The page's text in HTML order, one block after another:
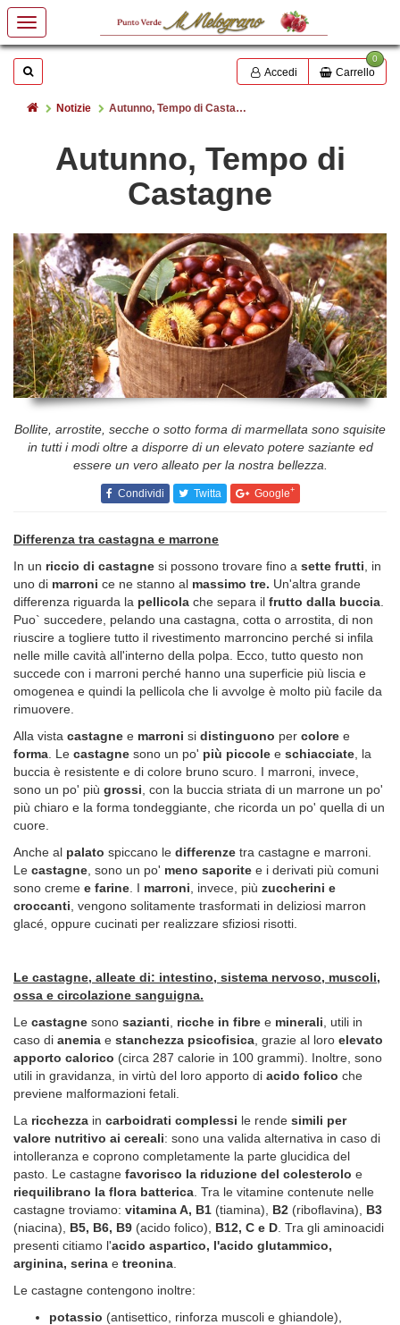
Cerca Accedi
0
Carrello
HomeNotizie Autunno, Tempo di Castagne
Autunno, Tempo di
Castagne
Bollite, arrostite, secche o sotto forma di marmellata sono squisite
in tutti i modi oltre a disporre di un elevato potere saziante ed
essere un vero alleato per la nostra bellezza.
Condividi Twitta Google+
Differenza tra castagna e marrone
In un riccio di castagne si possono trovare fino a sette frutti , in
uno di marroni ce ne stanno al massimo tre. Un'altra grande
differenza riguarda la pellicola che separa il frutto dalla buccia
Puo` succedere, pelando una castagna, cotta o arrostita, di non
riuscire a togliere tutto il rivestimento marroncino perché si infila
nelle mille cavità all'interno della polpa. Ecco, tutto questo non
succede con i marroni perché hanno una superficie più liscia e
omogenea e quindi la pellicola che li avvolge è molto più facile da
rimuovere.
Alla vista castagne e marroni si distinguono per colore e
forma . Le castagne sono un po' più piccole e schiacciate , la
buccia è resistente e di colore bruno scuro. I marroni, invece,
sono un po' più grossi , con la buccia striata di un marrone un po'
più chiaro e la forma tondeggiante, che ricorda un po' quella di un
cuore.
Anche al palato spiccano le differenze tra castagne e marroni.
Le castagne , sono un po' meno saporite e i derivati più comuni
sono creme e farine . I marroni , invece, più zuccherini e
croccanti , vengono solitamente trasformati in deliziosi marron
glacé, oppure cucinati per realizzare sfiziosi risotti.
Le castagne, alleate di: intestino, sistema nervoso, muscoli,
ossa e circolazione sanguigna.
Le castagne sono sazianti ricche in fibre e minerali , utili in
caso di anemia e stanchezza psicofisica , grazie al loro elevato
apporto calorico (circa 287 calorie in 100 grammi). Inoltre, sono
utili in gravidanza, in virtù del loro apporto di acido folico che
previene malformazioni fetali.
La ricchezza in carboidrati complessi le rende simili per
valore nutritivo ai cereali: sono una valida alternativa in caso di
intolleranza e coprono completamente la parte glucidica del
pasto. Le castagne favorisco la riduzione del colesterolo e
riequilibrano la flora batterica . Tra le vitamine contenute nelle
castagne troviamo: vitamina A, B1 (tiamina), B2 (riboflavina), B3
(niacina), B5, B6, B9 (acido folico), B12, C e D . Tra gli aminoacidi
presenti citiamo l'acido aspartico, l'acido glutammico,
arginina, serina e treonina
Le castagne contengono inoltre:
potassio (antisettico, rinforza muscoli e ghiandole),